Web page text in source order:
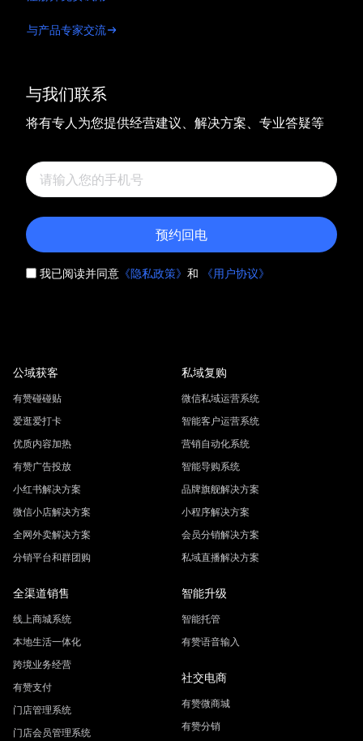
与我们联系
将有专人为您提供经营建议、解决方案、专业答疑等
预约回电
我已阅读并同意 《隐私政策》 和 《用户协议》
与产品专家交流
公域获客
有赞碰碰贴
爱逛爱打卡
优质内容加热
有赞广告投放
小红书解决方案
微信小店解决方案
全网外卖解决方案
分销平台和群团购
私域复购
微信私域运营系统
智能客户运营系统
营销自动化系统
智能导购系统
品牌旗舰解决方案
小程序解决方案
会员分销解决方案
私域直播解决方案
全渠道销售
线上商城系统
本地生活一体化
跨境业务经营
有赞支付
门店管理系统
门店会员管理系统
智能升级
智能托管
有赞语音输入
社交电商
有赞微商城
有赞分销